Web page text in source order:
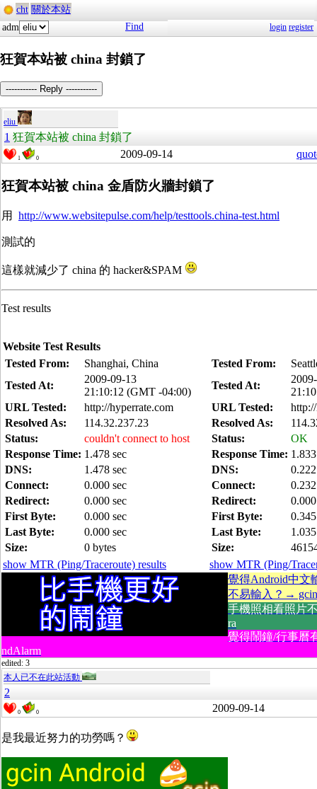
cht 關於本站
adm
Find login register
狂賀本站被 china 封鎖了
----------- Reply -----------
eliu
1 狂賀本站被 china 封鎖了
1 0 2009-09-14
狂賀本站被 china 金盾防火牆封鎖了
用 http://www.websitepulse.com/help/testtools.china-test.html
測試的
這樣就減少了 china 的 hacker&SPAM
Test results
Website Test Results
Tested From:
Shanghai, China
Tested At:
2009-09-13
21:10:12 (GMT -04:00)
URL Tested:
http://hyperrate.com
Resolved As:
114.32.237.23
Status:
couldn't connect to host
Response Time: 1.478 sec
DNS:
1.478 sec
Connect:
0.000 sec
Redirect:
0.000 sec
First Byte:
0.000 sec
Last Byte:
0.000 sec
Size:
0 bytes
Tested From:
Tested At:
URL Tested:
Resolved As:
Status:
OK
Response Time:
DNS:
Connect:
Redirect:
First Byte:
Last Byte:
Size:
show MTR (Ping/Traceroute) results
show MTR (Ping/
覺得Android中文
不易輸入？→
手機照相看照片
ra
覺得鬧鐘/行事
ndAlarm
edited: 3
本人已不在此站活動
2
0 0 2009-09-14
是我最近努力的功勞嗎？